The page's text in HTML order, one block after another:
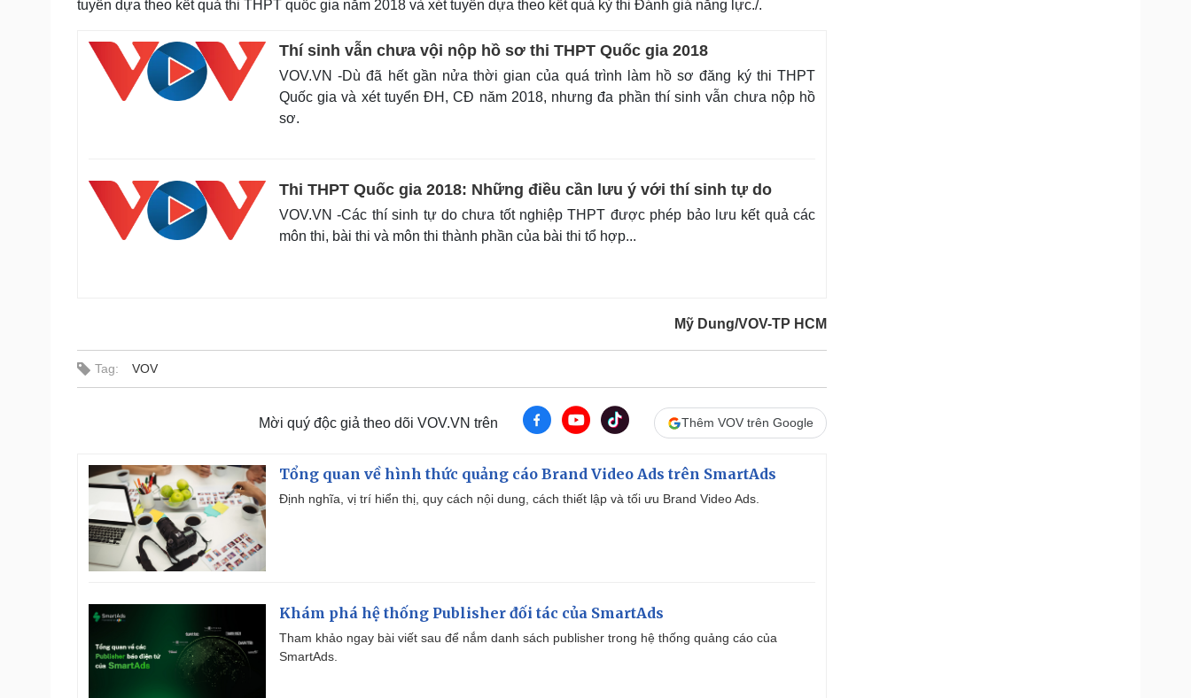
tuyển dựa theo kết quả thi THPT quốc gia năm 2018 và xét tuyển dựa theo kết quả kỳ thi Đánh giá năng lực./.
Thí sinh vẫn chưa vội nộp hồ sơ thi THPT Quốc gia 2018
VOV.VN -Dù đã hết gần nửa thời gian của quá trình làm hồ sơ đăng ký thi THPT
Quốc gia và xét tuyển ĐH, CĐ năm 2018, nhưng đa phần thí sinh vẫn chưa nộp hồ
sơ.
Thi THPT Quốc gia 2018: Những điều cần lưu ý với thí sinh tự do
VOV.VN -Các thí sinh tự do chưa tốt nghiệp THPT được phép bảo lưu kết quả các
môn thi, bài thi và môn thi thành phần của bài thi tổ hợp...
Mỹ Dung/VOV-TP HCM
Tag: VOV
Mời quý độc giả theo dõi VOV.VN trên Thêm VOV trên Google
Tổng quan về hình thức quảng cáo Brand Video Ads trên SmartAds
Định nghĩa, vị trí hiển thị, quy cách nội dung, cách thiết lập và tối ưu Brand Video Ads.
Khám phá hệ thống Publisher đối tác của SmartAds
Tham khảo ngay bài viết sau để nắm danh sách publisher trong hệ thống quảng cáo của
SmartAds.